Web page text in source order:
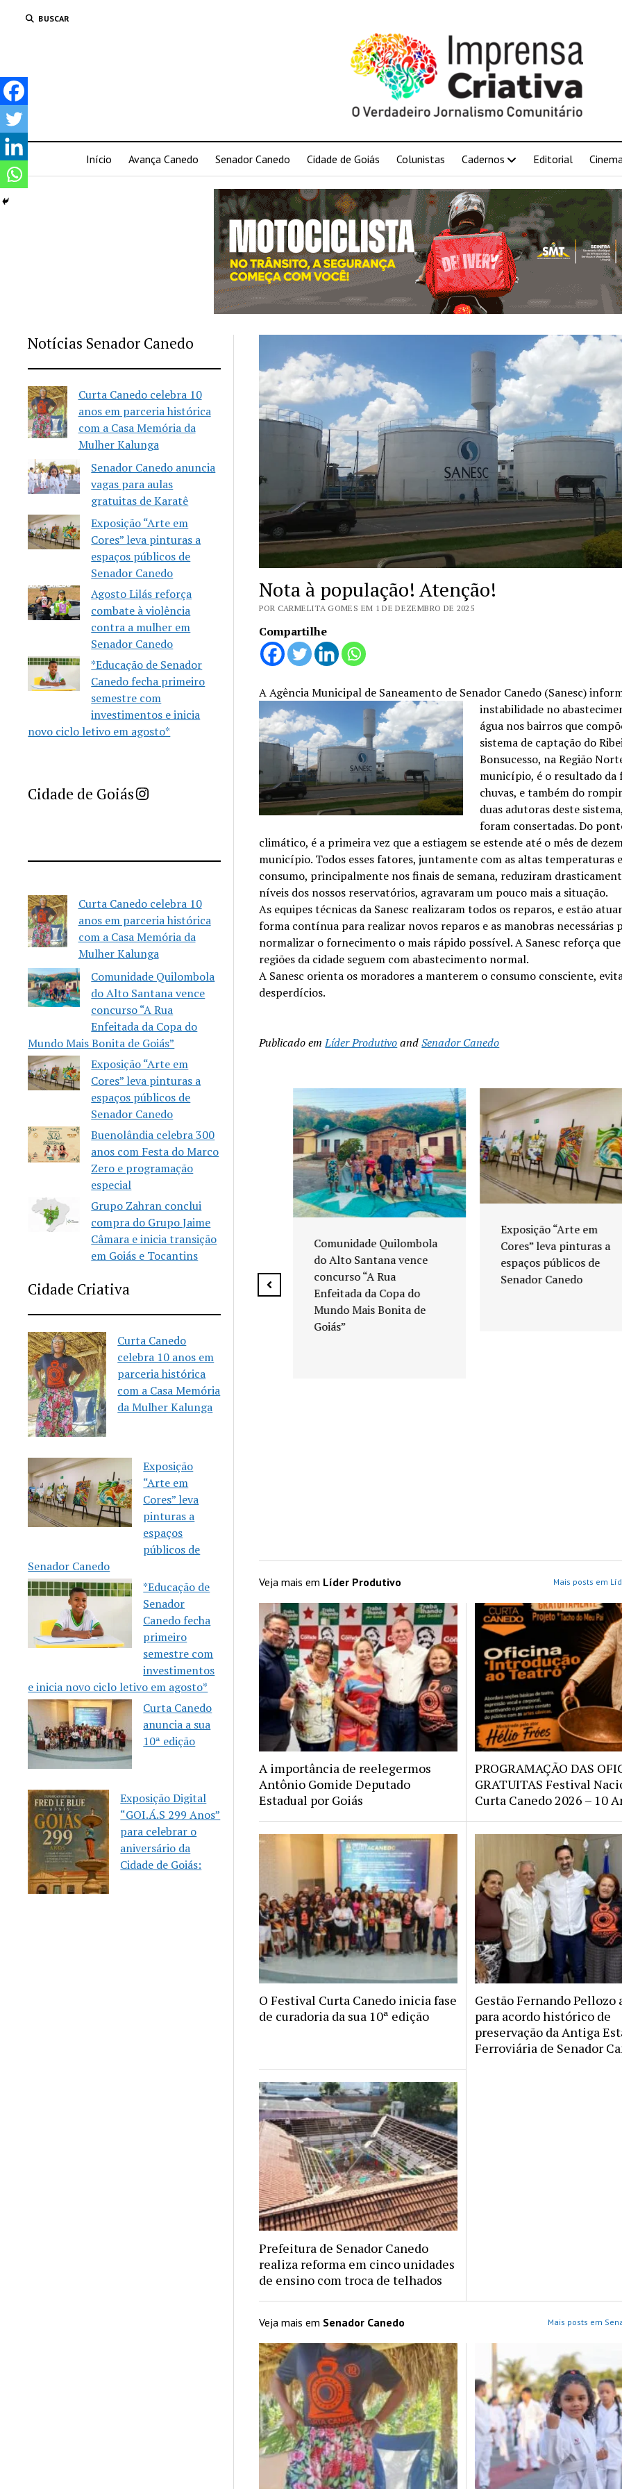
BUSCAR
Início Avança Canedo Senador Canedo Cidade de Goiás Colunistas Cadernos Editorial
Notícias Senador Canedo
Curta Canedo celebra 10
anos em parceria histórica
com a Casa Memória da
Mulher Kalunga
Senador Canedo anuncia
vagas para aulas
gratuitas de Karatê
Exposição “Arte em
Cores” leva pinturas a
espaços públicos de
Senador Canedo
Agosto Lilás reforça
combate à violência
contra a mulher em
Senador Canedo
*Educação de Senador
Canedo fecha primeiro
semestre com
investimentos e inicia
novo ciclo letivo em agosto*
Cidade de GoiásImprensa Criativa da Cidade de Goiás
Curta Canedo celebra 10
anos em parceria histórica
com a Casa Memória da
Mulher Kalunga
Comunidade Quilombola
do Alto Santana vence
concurso “A Rua
Enfeitada da Copa do
Mundo Mais Bonita de Goiás”
Exposição “Arte em
Cores” leva pinturas a
espaços públicos de
Senador Canedo
Buenolândia celebra 300
anos com Festa do Marco
Zero e programação
especial
Grupo Zahran conclui
compra do Grupo Jaime
Câmara e inicia transição
em Goiás e Tocantins
Cidade Criativa
Curta Canedo
celebra 10 anos em
parceria histórica
com a Casa Memória
da Mulher Kalunga
Exposição
“Arte em
Cores” leva
pinturas a
espaços
públicos de
Senador Canedo
*Educação de
Senador
Canedo fecha
primeiro
semestre com
investimentos
e inicia novo ciclo letivo em agosto*
Curta Canedo
anuncia a sua
10ª edição
Exposição Digital
“GOI.Á.S 299 Anos”
para celebrar o
aniversário da
Cidade de Goiás:
Nota à população! Atenção!
POR CARMELITA GOMES EM 1 DE DEZEMBRO DE 2025
Compartilhe
A Agência Municipal de Saneamento de Senador Canedo (Sanesc)
instabilidade no
água nos bairros que
sistema de captação do
Bonsucesso, na Região
município, é o resultado da
chuvas, e também do
duas adutoras deste
foram consertadas. Do
climático, é a primeira vez que a estiagem se estende até o mês de
município. Todos esses fatores, juntamente com as altas temperaturas
consumo, principalmente nos finais de semana, reduziram
níveis dos nossos reservatórios, agravaram um pouco mais a situação.
As equipes técnicas da Sanesc realizaram todos os reparos, e estão
forma contínua para realizar novos reparos e as manobras necessárias
normalizar o fornecimento o mais rápido possível. A Sanesc reforça que
regiões da cidade seguem com abastecimento normal.
A Sanesc orienta os moradores a manterem o consumo consciente,
desperdícios.
Publicado em Líder ProdutivoandSenador Canedo
celebra 10
Casa
Senador Canedo anuncia
vagas para aulas gratuitas
de Karatê
Comunidade Quilombola
do Alto Santana vence
concurso “A Rua
Enfeitada da Copa do
Mundo Mais Bonita de
Goiás”
Exposição “Arte em
Cores” leva pinturas a
espaços públicos de
Senador Canedo
Veja mais em Líder Produtivo Mais posts em
A importância de reelegermos
Antônio Gomide Deputado
Estadual por Goiás
PROGRAMAÇÃO DAS
GRATUITAS Festival
Curta Canedo 2026 – 10
O Festival Curta Canedo inicia fase
de curadoria da sua 10ª edição
Gestão Fernando Pellozo
para acordo histórico de
preservação da Antiga
Ferroviária de Senador
Prefeitura de Senador Canedo
realiza reforma em cinco unidades
de ensino com troca de telhados
Veja mais em Senador Canedo Mais posts em